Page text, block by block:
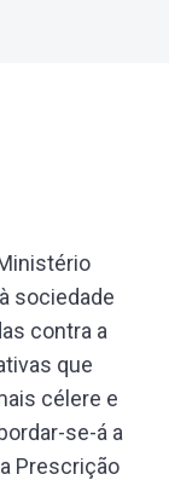
sociedade
contra a
que
célere e
se-á a
Prescrição